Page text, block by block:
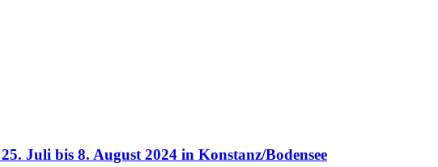
Juli bis 8. August 2024 in Konstanz/Bodensee